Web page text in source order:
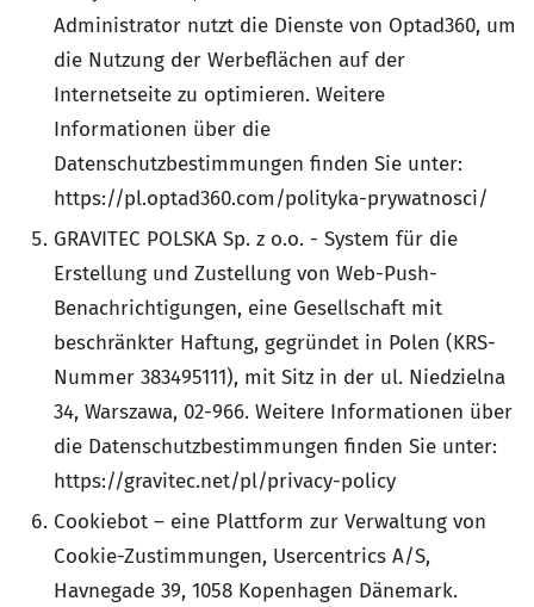
Administrator nutzt die Dienste von Optad360, um
die Nutzung der Werbeflächen auf der
Internetseite zu optimieren. Weitere
Informationen über die
Datenschutzbestimmungen finden Sie unter:
https://pl.optad360.com/polityka-prywatnosci/
GRAVITEC POLSKA Sp. z o.o. - System für die
Erstellung und Zustellung von Web-Push-
Benachrichtigungen, eine Gesellschaft mit
beschränkter Haftung, gegründet in Polen (KRS-
Nummer 383495111), mit Sitz in der ul. Niedzielna
34, Warszawa, 02-966. Weitere Informationen über
die Datenschutzbestimmungen finden Sie unter:
https://gravitec.net/pl/privacy-policy
Cookiebot – eine Plattform zur Verwaltung von
Cookie-Zustimmungen, Usercentrics A/S,
Havnegade 39, 1058 Kopenhagen Dänemark.